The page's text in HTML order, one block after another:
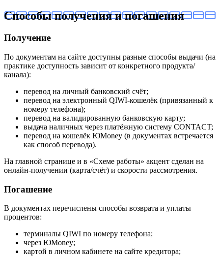
Способы получения и погашения
Получение
По документам на сайте доступны разные способы выдачи (на
практике доступность зависит от конкретного продукта/
канала):
перевод на личный банковский счёт;
перевод на электронный QIWI‑кошелёк (привязанный к
номеру телефона);
перевод на валидированную банковскую карту;
выдача наличных через платёжную систему CONTACT;
перевод на кошелёк ЮMoney (в документах встречается
как способ перевода).
На главной странице и в «Схеме работы» акцент сделан на
онлайн‑получении (карта/счёт) и скорости рассмотрения.
Погашение
В документах перечислены способы возврата и уплаты
процентов:
терминалы QIWI по номеру телефона;
через ЮMoney;
картой в личном кабинете на сайте кредитора;